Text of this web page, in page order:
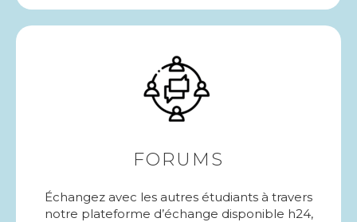
FORUMS
Échangez avec les autres étudiants à travers
notre plateforme d’échange disponible h24,